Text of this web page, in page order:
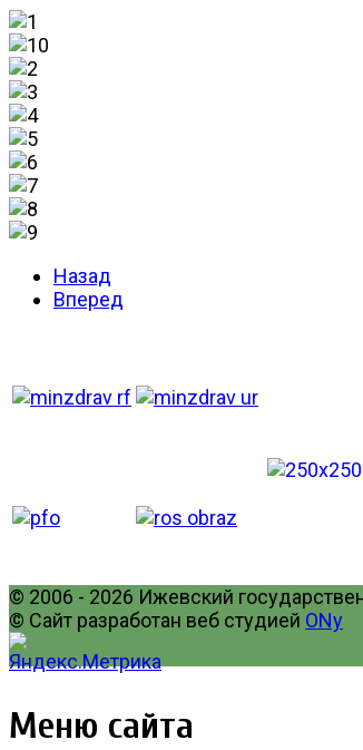
Назад
Вперед
© 2006 - 2026 Ижевский
© Сайт разработан веб студией ONy
Меню сайта